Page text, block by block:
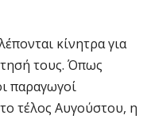
κίνητρα για
τους. Όπως
παραγωγοί
τέλος Αυγούστου, η